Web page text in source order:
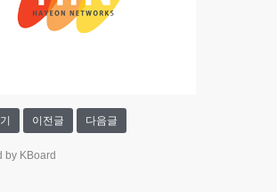
이전글 다음글
by KBoard